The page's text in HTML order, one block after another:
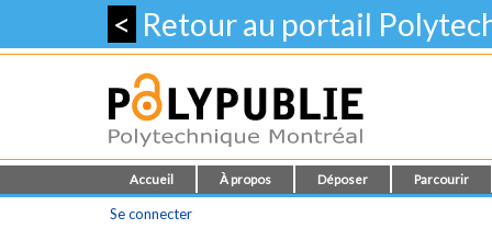
< Retour au portail
Accueil À propos Déposer Parcourir
Se connecter